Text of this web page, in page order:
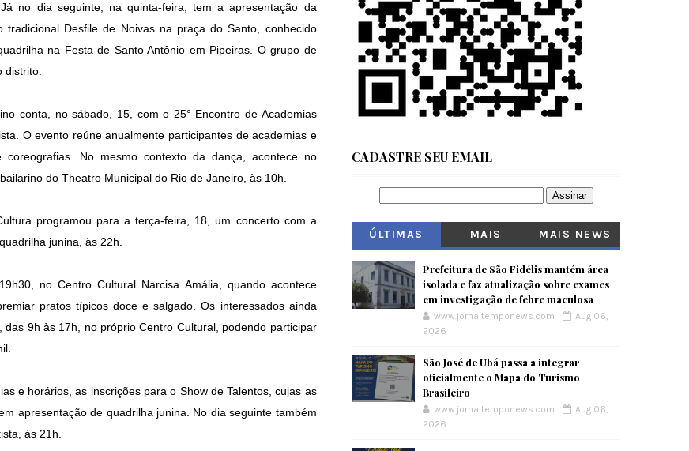
no dia seguinte, na quinta-feira, tem a apresentação da
Desfile de Noivas na praça do Santo, conhecido
na Festa de Santo Antônio em Pipeiras. O grupo de
conta, no sábado, 15, com o 25° Encontro de Academias
O evento reúne anualmente participantes de academias e
No mesmo contexto da dança, acontece no
do Theatro Municipal do Rio de Janeiro, às 10h.
programou para a terça-feira, 18, um concerto com a
junina, às 22h.
no Centro Cultural Narcisa Amália, quando acontece
pratos típicos doce e salgado. Os interessados ainda
9h às 17h, no próprio Centro Cultural, podendo participar
e horários, as inscrições para o Show de Talentos, cujas as
apresentação de quadrilha junina. No dia seguinte também
às 21h.
CADASTRE SEU EMAIL
ÚLTIMAS
MAIS
MAIS NEWS
Prefeitura de São Fidélis mantém área
isolada e faz atualização sobre exames
em investigação de febre maculosa
www.jornaltemponews.com
Aug 06,
2026
São José de Ubá passa a integrar
oficialmente o Mapa do Turismo
Brasileiro
www.jornaltemponews.com
Aug 06,
2026